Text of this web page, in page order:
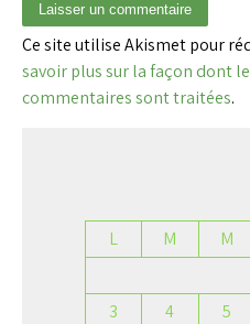
Ce site utilise Akismet pour
savoir plus sur la façon dont
commentaires sont traitées.
L
M M
3
4 5